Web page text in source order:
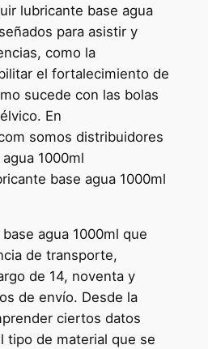
lubricante base agua
para asistir y
como la
el fortalecimiento de
sucede con las bolas
En
somos distribuidores
1000ml
base agua 1000ml
agua 1000ml que
de transporte,
de 14, noventa y
de envío. Desde la
ciertos datos
tipo de material que se